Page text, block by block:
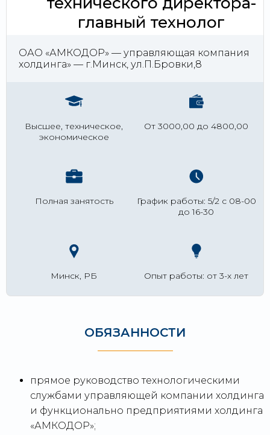
главный технолог
ОАО «АМКОДОР» — управляющая компания
холдинга» — г.Минск, ул.П.Бровки,8
Высшее, техническое,
экономическое
От 3000,00 до 4800,00
Полная занятость
График работы: 5/2 с 08-00
до 16-30
Минск, РБ Опыт работы: от 3-х лет
ОБЯЗАННОСТИ
прямое руководство технологическими
службами управляющей компании холдинга
и функционально предприятиями холдинга
«АМКОДОР»;